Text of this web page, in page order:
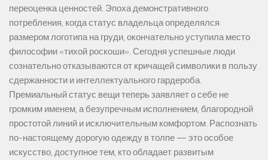
переоценка ценностей. Эпоха демонстративного
потребления, когда статус владельца определялся
размером логотипа на груди, окончательно уступила место
философии «тихой роскоши». Сегодня успешные люди
сознательно отказываются от кричащей символики в пользу
сдержанности и интеллектуального гардероба.
Премиальный статус вещи теперь заявляет о себе не
громким именем, а безупречным исполнением, благородной
простотой линий и исключительным комфортом. Распознать
по-настоящему дорогую одежду в толпе — это особое
искусство, доступное тем, кто обладает развитым